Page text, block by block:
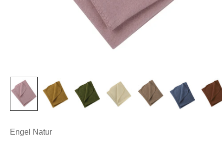
Engel Natur